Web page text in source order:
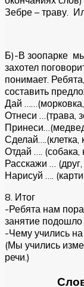
Зебре – траву.
Б)-В зоопарке мы
захотел
понимает.
составить
Дай ……(морковка,
Отнеси …(трава,
Сделай….(клетка,
Отдай …. (собака,
Расскажи …
Нарисуй ….
8. Итог
-Ребята нам
занятие подошло
-Чему учились на
(Мы учились
речи.)